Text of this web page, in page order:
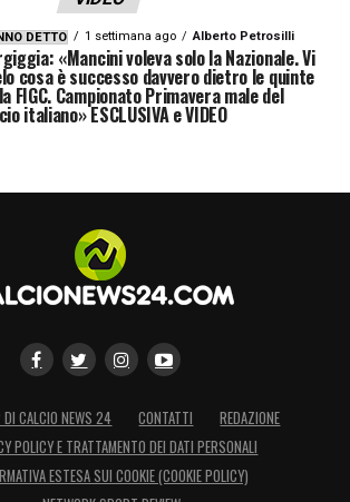
DETTO 1 settimana ago Alberto Petrosilli
«Mancini voleva solo la Nazionale. Vi
cosa è successo davvero dietro le quinte
FIGC. Campionato Primavera male del
italiano» ESCLUSIVA e VIDEO
DI CALCIO NEWS 24 CONTATTI
REDAZIONE
POLICY E TRATTAMENTO DEI DATI PERSONALI
ESTESA SUI COOKIE (COOKIE POLICY)